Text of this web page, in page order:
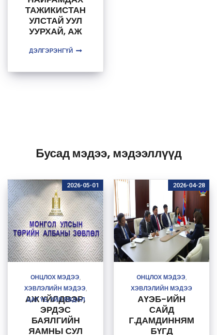
ТАЖИКИСТАН
УЛСТАЙ УУЛ
УУРХАЙ, АЖ
САЛБАРТ
БАЙДЛЫГ
АЖИЛЛАНА
ДЭЛГЭРЭНГҮЙ
Бусад мэдээ, мэдээллүүд
ОНЦЛОХ МЭДЭЭ
ХЭВЛЭЛИЙН МЭДЭЭ
ЦАГ ҮЕ, ҮЙЛ ЯВДАЛ
2026-05-01
АЖ ҮЙЛДВЭР,
ЭРДЭС
БАЯЛГИЙН
ЯАМНЫ СУЛ
ОНЦЛОХ МЭДЭЭ
ХЭВЛЭЛИЙН МЭДЭЭ
2026-04-28
АҮЭБ-ИЙН
САЙД
Г.ДАМДИННЯМ
БҮГД